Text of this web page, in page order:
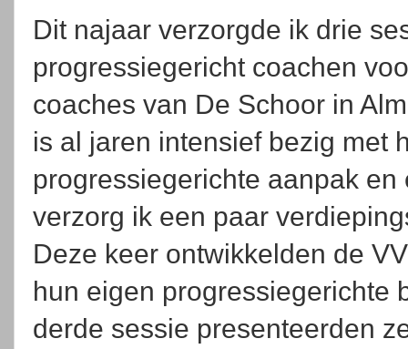
Dit najaar verzorgde ik drie
progressiegericht coachen
coaches van De Schoor in
is al jaren intensief bezig met
progressiegerichte aanpak
verzorg ik een paar
Deze keer ontwikkelden de
hun eigen progressiegerichte
derde sessie presenteerden